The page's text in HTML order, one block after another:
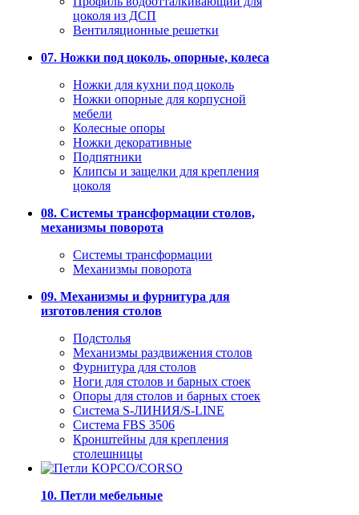
цоколя из ДСП
Вентиляционные решетки
07. Ножки под цоколь, опорные, колеса
Ножки для кухни под цоколь
Ножки опорные для корпусной
мебели
Колесные опоры
Ножки декоративные
Подпятники
Клипсы и защелки для крепления
цоколя
08. Системы трансформации столов,
механизмы поворота
Системы трансформации
Механизмы поворота
09. Механизмы и фурнитура для
изготовления столов
Подстолья
Механизмы раздвижения столов
Фурнитура для столов
Ноги для столов и барных стоек
Опоры для столов и барных стоек
Система S-ЛИНИЯ/S-LINE
Система FBS 3506
Кронштейны для крепления
столешницы
10. Петли мебельные